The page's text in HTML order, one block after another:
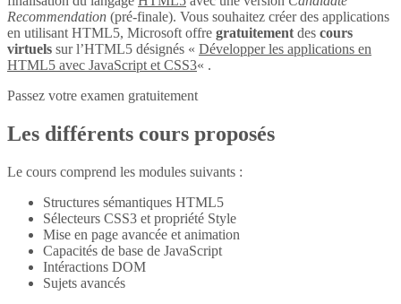
Recommendation (pré-finale). Vous souhaitez créer des applications
en utilisant HTML5, Microsoft offre gratuitement des cours
virtuels sur l’HTML5 désignés « Développer les applications en
HTML5 avec JavaScript et CSS3« .
Passez votre examen gratuitement
Les différents cours proposés
Le cours comprend les modules suivants :
Structures sémantiques HTML5
Sélecteurs CSS3 et propriété Style
Mise en page avancée et animation
Capacités de base de JavaScript
Intéractions DOM
Sujets avancés